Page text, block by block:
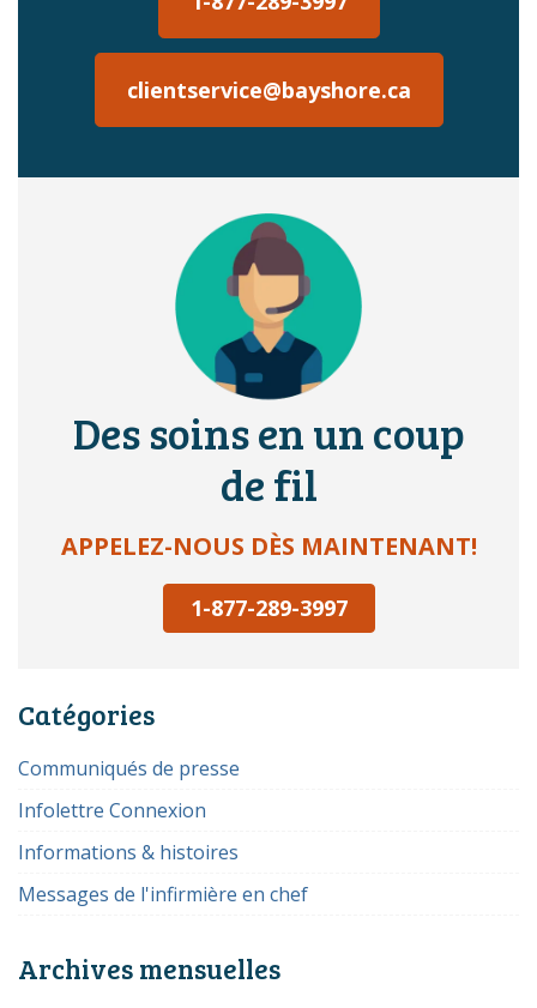
clientservice@bayshore.ca
Des soins en un coup
de fil
APPELEZ-NOUS DÈS MAINTENANT!
1-877-289-3997
Catégories
Communiqués de presse
Infolettre Connexion
Informations & histoires
Messages de l'infirmière en chef
Archives mensuelles